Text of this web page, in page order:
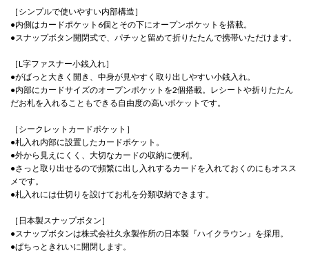
［シンプルで使いやすい内部構造］
●内側はカードポケット6個とその下にオープンポケットを搭載。
●スナップボタン開閉式で、パチッと留めて折りたたんで携帯いただけます。
［L字ファスナー小銭入れ］
●がばっと大きく開き、中身が見やすく取り出しやすい小銭入れ。
●内部にカードサイズのオープンポケットを2個搭載。レシートや折りたたん
だお札を入れることもできる自由度の高いポケットです。
［シークレットカードポケット］
●札入れ内部に設置したカードポケット。
●外から見えにくく、大切なカードの収納に便利。
●さっと取り出せるので頻繁に出し入れするカードを入れておくのにもオスス
メです。
●札入れには仕切りを設けてお札を分類収納できます。
［日本製スナップボタン］
●スナップボタンは株式会社久永製作所の日本製『ハイクラウン』を採用。
●ぱちっときれいに開閉します。